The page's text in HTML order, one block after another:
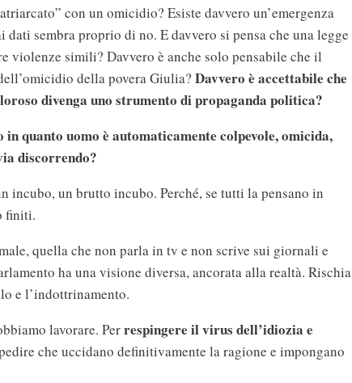
con un omicidio? Esiste davvero un’emergenza
sembra proprio di no. E davvero si pensa che una legge
violenze simili? Davvero è anche solo pensabile che il
della povera Giulia? Davvero è accettabile che
divenga uno strumento di propaganda politica?
in quanto uomo è automaticamente colpevole, omicida,
discorrendo?
incubo, un brutto incubo. Perché, se tutti la pensano in
finiti.
quella che non parla in tv e non scrive sui giornali e
ha una visione diversa, ancorata alla realtà. Rischia
e l’indottrinamento.
lavorare. Perrespingere il virus dell’idiozia e
che uccidano definitivamente la ragione e impongano